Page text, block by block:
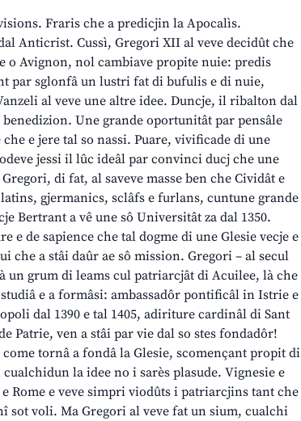
Fraris che a predicjin la Apocalìs.
Anticrist. Cussì, Gregori XII al veve decidût che
o Avignon, nol cambiave propite nuie: predis
par sglonfâ un lustri fat di bufulis e di nuie,
al veve une altre idee. Duncje, il ribalton dal
Une grande oportunitât par pensâle
e jere tal so nassi. Puare, vivificade di une
jessi il lûc ideâl par convinci ducj che une
di fat, al saveve masse ben che Cividât e
gjermanics, sclâfs e furlans, cuntune grande
Bertrant a vê une sô Universitât za dal 1350.
de sapience che tal dogme di une Glesie vecje e
che a stâi daûr ae sô mission. Gregori – al secul
un grum di leams cul patriarcjât di Acuilee, là che
e a formâsi: ambassadôr pontificâl in Istrie e
dal 1390 e tal 1405, adiriture cardinâl di Sant
Patrie, ven a stâi par vie dal so stes fondadôr!
tornâ a fondâ la Glesie, scomençant propit di
la idee no i sarès plasude. Vignesie e
Rome e veve simpri viodûts i patriarcjins tant che
sot voli. Ma Gregori al veve fat un sium, cualchi